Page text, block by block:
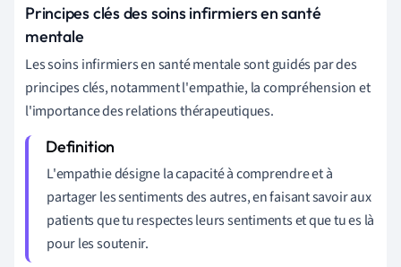
Principes clés des soins infirmiers en santé
mentale
Les soins infirmiers en santé mentale sont guidés par des
principes clés, notamment l'empathie, la compréhension et
l'importance des relations thérapeutiques.
L'empathie désigne la capacité à comprendre et à
partager les sentiments des autres, en faisant savoir aux
patients que tu respectes leurs sentiments et que tu es là
pour les soutenir.